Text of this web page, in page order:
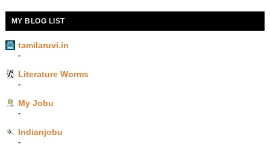
MY BLOG LIST
tamilaruvi.in
-
Literature Worms
-
My Jobu
-
Indianjobu
-